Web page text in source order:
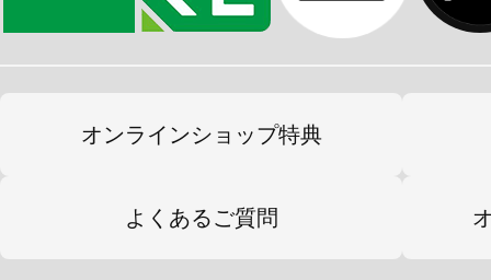
オンラインショップ特典
よくあるご質問